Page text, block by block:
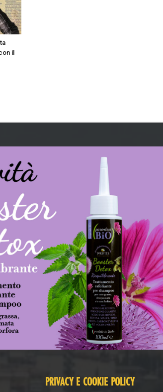
il
PRIVACY E COOKIE POLICY